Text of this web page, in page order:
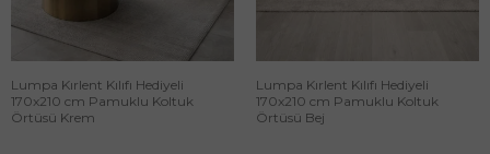
Lumpa Kırlent Kılıfı Hediyeli
170x210 cm Pamuklu Koltuk
Örtüsü Krem
Lumpa Kırlent Kılıfı Hediyeli
170x210 cm Pamuklu Koltuk
Örtüsü Bej